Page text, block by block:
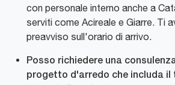
con personale interno anche a
serviti come Acireale e Giarre. Ti
preavviso sull'orario di arrivo.
Posso richiedere una
progetto d'arredo che includa il